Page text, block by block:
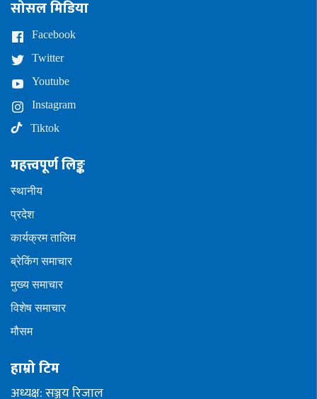
सोसल मिडिया
Facebook
Twitter
Youtube
Instagram
Tiktok
महत्त्वपूर्ण लिङ्क
स्थानीय
प्रदेश
कार्यक्रम तालिम
ब्रेकिंग समाचार
मुख्य समाचार
विशेष समाचार
मौसम
हाम्रो टिम
अध्यक्ष: सञ्जय रिजाल